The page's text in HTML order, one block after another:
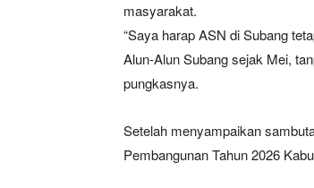
masyarakat.
“Saya harap ASN di Subang
Alun-Alun Subang sejak Mei,
pungkasnya.
Setelah menyampaikan
Pembangunan Tahun 2026